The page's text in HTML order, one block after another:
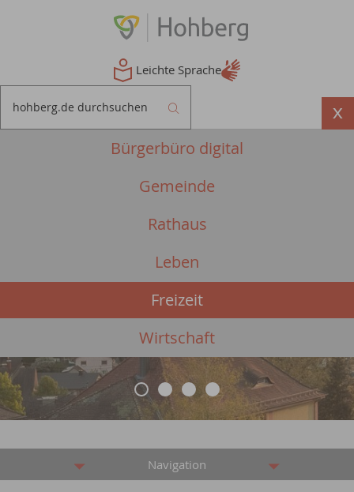
Leichte Sprache
Bürgerbüro digital
Gemeinde
Rathaus
Leben
Freizeit
Wirtschaft
Navigation